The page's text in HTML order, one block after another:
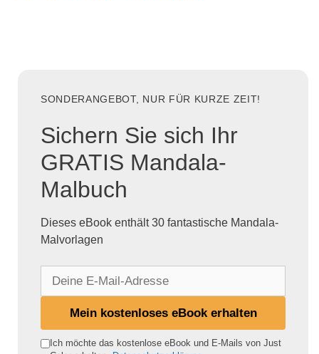
SONDERANGEBOT, NUR FÜR KURZE ZEIT!
Sichern Sie sich Ihr
GRATIS Mandala-
Malbuch
Dieses eBook enthält 30 fantastische Mandala-
Malvorlagen
e
Mein kostenloses eBook erhalten
Ich möchte das kostenlose eBook und E-Mails von Just